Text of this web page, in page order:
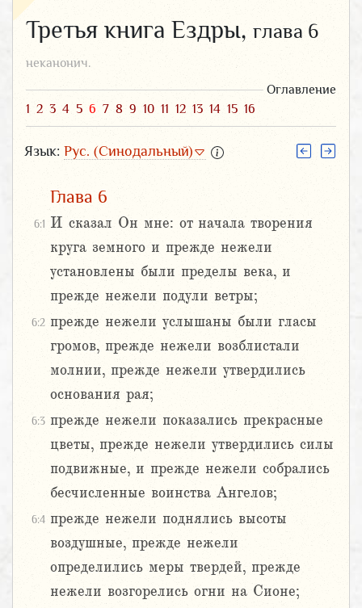
Третья книга Ездры, глава 6
неканонич.
Оглавление
1 2 3 4 5 6 7 8 9 10 11 12 13 14 15 16
Язык: Рус. (Синодальный)
Глава 6
6:1 И сказал Он мне: от начала творения
круга земного и прежде нежели
установлены были пределы века, и
прежде нежели подули ветры;
6:2 прежде нежели услышаны были гласы
громов, прежде нежели возблистали
молнии, прежде нежели утвердились
основания рая;
6:3 прежде нежели показались прекрасные
цветы, прежде нежели утвердились силы
подвижные, и прежде нежели собрались
бесчисленные воинства Ангелов;
6:4 прежде нежели поднялись высоты
воздушные, прежде нежели
определились меры твердей, прежде
нежели возгорелись огни на Сионе;